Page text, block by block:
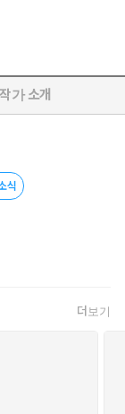
작가 소개
식
더보기